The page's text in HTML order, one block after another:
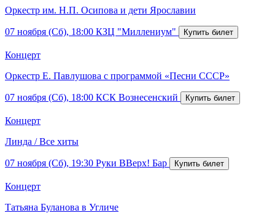
Оркестр им. Н.П. Осипова и дети Ярославии
07 ноября (Сб), 18:00 КЗЦ "Миллениум"
Концерт
Оркестр Е. Павлушова с программой «Песни СССР»
07 ноября (Сб), 18:00 КСК Вознесенский
Концерт
Линда / Все хиты
07 ноября (Сб), 19:30 Руки ВВерх! Бар
Концерт
Татьяна Буланова в Угличе